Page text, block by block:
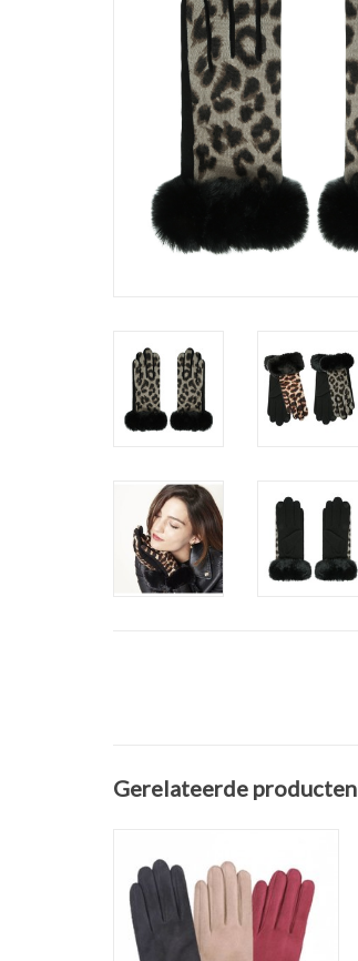
Gerelateerde producten
strik
Maat: 1 maat - rekbaar
Kleur: Zwart of Bruin of
Wijnrood- De bruine zijn op de
foto lichter dan in het echt